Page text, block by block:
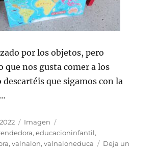
por los objetos, pero
que nos gusta comer a los
que sigamos con la
Formato
Imagen
,educacioninfantil,
,valnalon,valnaloneduca
Deja un